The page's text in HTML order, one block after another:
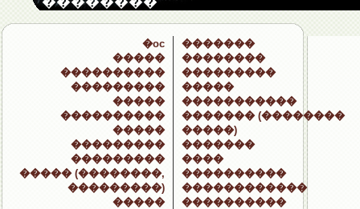
�oc
�����
����������
���������
�����
����������
�����
���������
���������
����� (��������,
���������)
�����
�������
��������
���������
�����
�����������
������� (��������
�����)
�������
����
����������
������������
����������